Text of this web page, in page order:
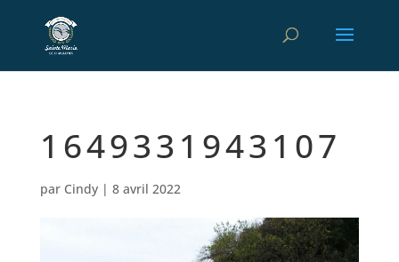
1649331943107
par Cindy| 8 avril 2022